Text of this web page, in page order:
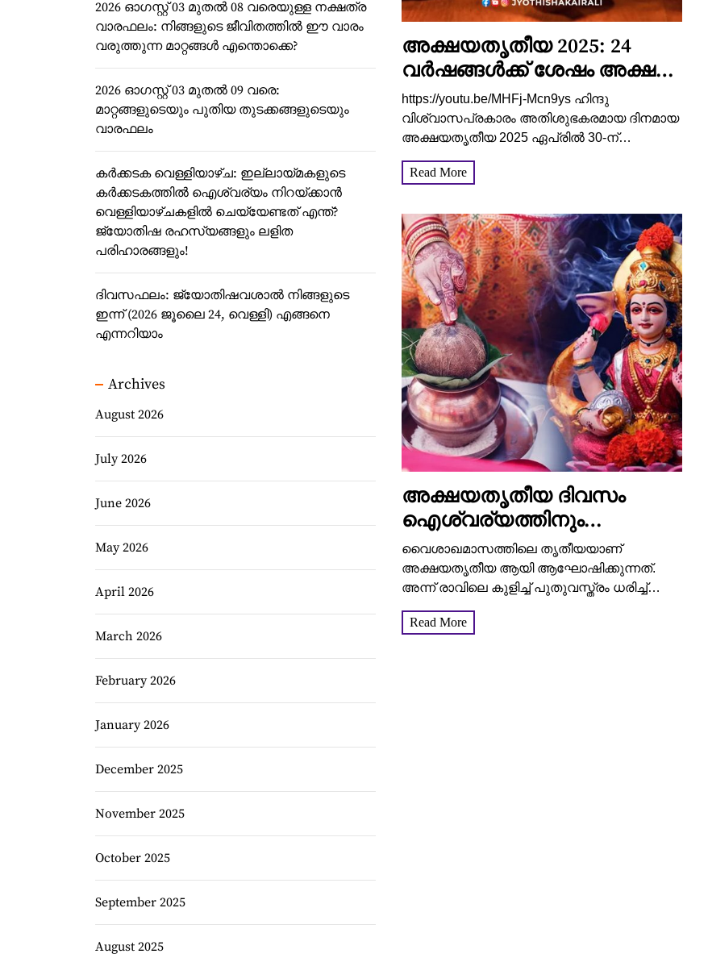
അക്ഷയതൃതീയ 2025: 24
വർഷങ്ങൾക്ക് ശേഷം അക്ഷയ
യോഗം! ഈ 4 രാശിക്കാർക്ക്
ധനവും ഐശ്വര്യവും
ഒഴുകിയെത്തും
https://youtu.be/MHFj-Mcn9ys ഹിന്ദു
വിശ്വാസപ്രകാരം അതിശുഭകരമായ ദിനമായ
അക്ഷയതൃതീയ 2025 ഏപ്രിൽ 30-ന്
അക്ഷയതൃതീയയെ കൂടുതൽ
രൂപപ്പെടുന്ന അക്ഷയ യോഗമാണ്. ഇതിന് മുമ്പ്
2001 ഏപ്രിൽ...
Read More
അക്ഷയതൃതീയ ദിവസം
ഐശ്വര്യത്തിനും
അഭിവൃത്തിക്കും ചെയ്യേണ്ട
കാര്യങ്ങൾ
വൈശാഖമാസത്തിലെ തൃതീയയാണ്
അക്ഷയതൃതീയ ആയി ആഘോഷിക്കുന്നത്.
അന്ന് രാവിലെ കുളിച്ച് പുതുവസ്ത്രം ധരിച്ച്
മഹാവിഷ്ണുവിനെയും മഹാലക്ഷ്മിയും
Read More
2026 ഓഗസ്റ്റ് 03 മുതൽ 08 വരെയുള്ള നക്ഷത്ര
വാരഫലം: നിങ്ങളുടെ ജീവിതത്തിൽ ഈ വാരം
വരുത്തുന്ന മാറ്റങ്ങൾ എന്തൊക്കെ?
2026 ഓഗസ്റ്റ് 03 മുതൽ 09 വരെ:
മാറ്റങ്ങളുടെയും പുതിയ തുടക്കങ്ങളുടെയും
വാരഫലം
കർക്കടക വെള്ളിയാഴ്ച: ഇല്ലായ്മകളുടെ
കർക്കടകത്തിൽ ഐശ്വര്യം നിറയ്ക്കാൻ
വെള്ളിയാഴ്ചകളിൽ ചെയ്യേണ്ടത് എന്ത്?
ജ്യോതിഷ രഹസ്യങ്ങളും ലളിത
പരിഹാരങ്ങളും!
ദിവസഫലം: ജ്യോതിഷവശാൽ നിങ്ങളുടെ
ഇന്ന്‌ (2026 ജൂലൈ 24, വെള്ളി) എങ്ങനെ
എന്നറിയാം
Archives
August 2026
July 2026
June 2026
May 2026
April 2026
March 2026
February 2026
January 2026
December 2025
November 2025
October 2025
September 2025
August 2025